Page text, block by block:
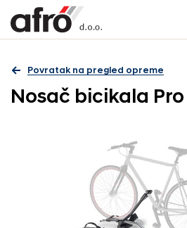
Povratak na pregled opreme
Nosač bicikala Pro